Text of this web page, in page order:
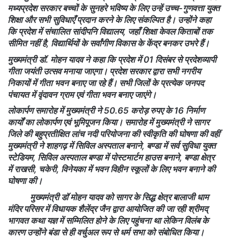
मध्यप्रदेश सरकार बच्चों के सुनहरे भविष्य के लिए उन्हें उच्च-गुणवत्ता युक्त
शिक्षा और सभी सुविधाएँ प्रदान करने के लिए संकल्पित है। उन्होंने कहा
कि प्रदेश में संचालित सांदीपनि विद्यालय, जहाँ शिक्षा केवल किताबों तक
सीमित नहीं है, विद्यार्थियों के सर्वांगीण विकास के केंद्र बनकर उभरे हैं।
मुख्यमंत्री डॉ. मोहन यादव ने कहा कि प्रदेश में 01 दिसंबर से प्रदेशव्यापी
गीता जयंती उत्सव मनाया जाएगा। प्रदेश सरकार द्वारा सभी नगरीय
निकायों में गीता भवन बनाए जा रहे हैं। सभी जिलों के प्रत्येक जनपद
पंचायत में वृंदावन ग्राम एवं गीता भवन बनाए जाएंगे।
लोकार्पण समारोह में मुख्यमंत्री ने 50.65 करोड़ रुपए के 16 निर्माण
कार्यों का लोकार्पण एवं भूमिपूजन किया। समारोह में मुख्यमंत्री ने सागर
जिले की बहुप्रतीक्षित लांच नदी परियोजना की स्वीकृति की घोषणा की वहीं
मुख्यमंत्री ने शाहगढ़ में सिविल अस्पताल बनाने, बण्डा में सर्व सुविधा युक्त
स्टेडियम, सिविल अस्पताल बण्डा में पोस्टमार्टम हाउस बनाने, बण्डा क्षेत्र
में राखसी, चकेरी, विनेयका में भवन विहीन स्कूलों के लिए भवन बनाने की
घोषणा की।
मुख्यमंत्री डॉ मोहन यादव को सागर के सिद्ध क्षेत्र बालाजी धाम
मंदिर परिसर में विधायक शैलेंद्र जैन द्वारा आयोजित की जा रही श्रीमद्
भागवत कथा यज्ञ में सम्मिलित होने के लिए पहुंचना था लेकिन विलंब के
कारण उन्होंने बंडा से ही वर्चुअल रूप से धर्म सभा को संबोधित किया।